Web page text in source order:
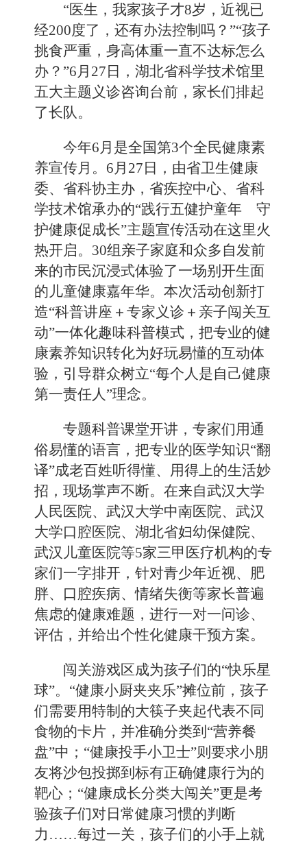
“医生，我家孩子才8岁，近视已
经200度了，还有办法控制吗？”“孩子
挑食严重，身高体重一直不达标怎么
办？”6月27日，湖北省科学技术馆里
五大主题义诊咨询台前，家长们排起
了长队。
今年6月是全国第3个全民健康素
养宣传月。6月27日，由省卫生健康
委、省科协主办，省疾控中心、省科
学技术馆承办的“践行五健护童年 守
护健康促成长”主题宣传活动在这里火
热开启。30组亲子家庭和众多自发前
来的市民沉浸式体验了一场别开生面
的儿童健康嘉年华。本次活动创新打
造“科普讲座＋专家义诊＋亲子闯关互
动”一体化趣味科普模式，把专业的健
康素养知识转化为好玩易懂的互动体
验，引导群众树立“每个人是自己健康
第一责任人”理念。
专题科普课堂开讲，专家们用通
俗易懂的语言，把专业的医学知识“翻
译”成老百姓听得懂、用得上的生活妙
招，现场掌声不断。在来自武汉大学
人民医院、武汉大学中南医院、武汉
大学口腔医院、湖北省妇幼保健院、
武汉儿童医院等5家三甲医疗机构的专
家们一字排开，针对青少年近视、肥
胖、口腔疾病、情绪失衡等家长普遍
焦虑的健康难题，进行一对一问诊、
评估，并给出个性化健康干预方案。
闯关游戏区成为孩子们的“快乐星
球”。“健康小厨夹夹乐”摊位前，孩子
们需要用特制的大筷子夹起代表不同
食物的卡片，并准确分类到“营养餐
盘”中；“健康投手小卫士”则要求小朋
友将沙包投掷到标有正确健康行为的
靶心；“健康成长分类大闯关”更是考
验孩子们对日常健康习惯的判断
力……每过一关，孩子们的小手上就